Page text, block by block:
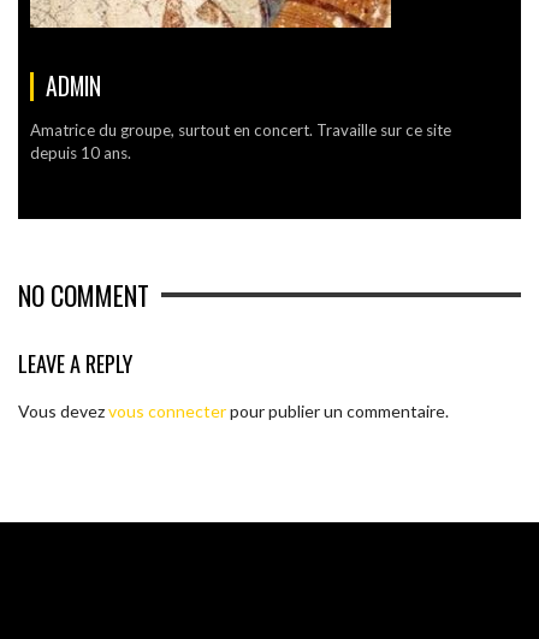
ADMIN
Amatrice du groupe, surtout en concert. Travaille sur ce site
depuis 10 ans.
NO COMMENT
LEAVE A REPLY
Vous devezvous connecterpour publier un commentaire.